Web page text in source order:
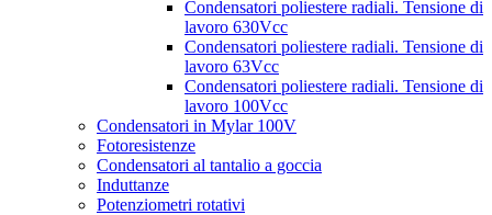
Condensatori poliestere radiali. Tensione di
lavoro 630Vcc
Condensatori poliestere radiali. Tensione di
lavoro 63Vcc
Condensatori poliestere radiali. Tensione di
lavoro 100Vcc
Condensatori in Mylar 100V
Fotoresistenze
Condensatori al tantalio a goccia
Induttanze
Potenziometri rotativi